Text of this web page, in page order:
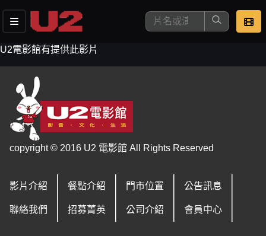
去敲定看片時間
U2電影館有提供此影片
copyright © 2016 U2 電影館 All Rights Reserved
影片介紹 餐點介紹 門市位置 公告訊息
聯絡我們 招募菁英 公司介紹 會員中心